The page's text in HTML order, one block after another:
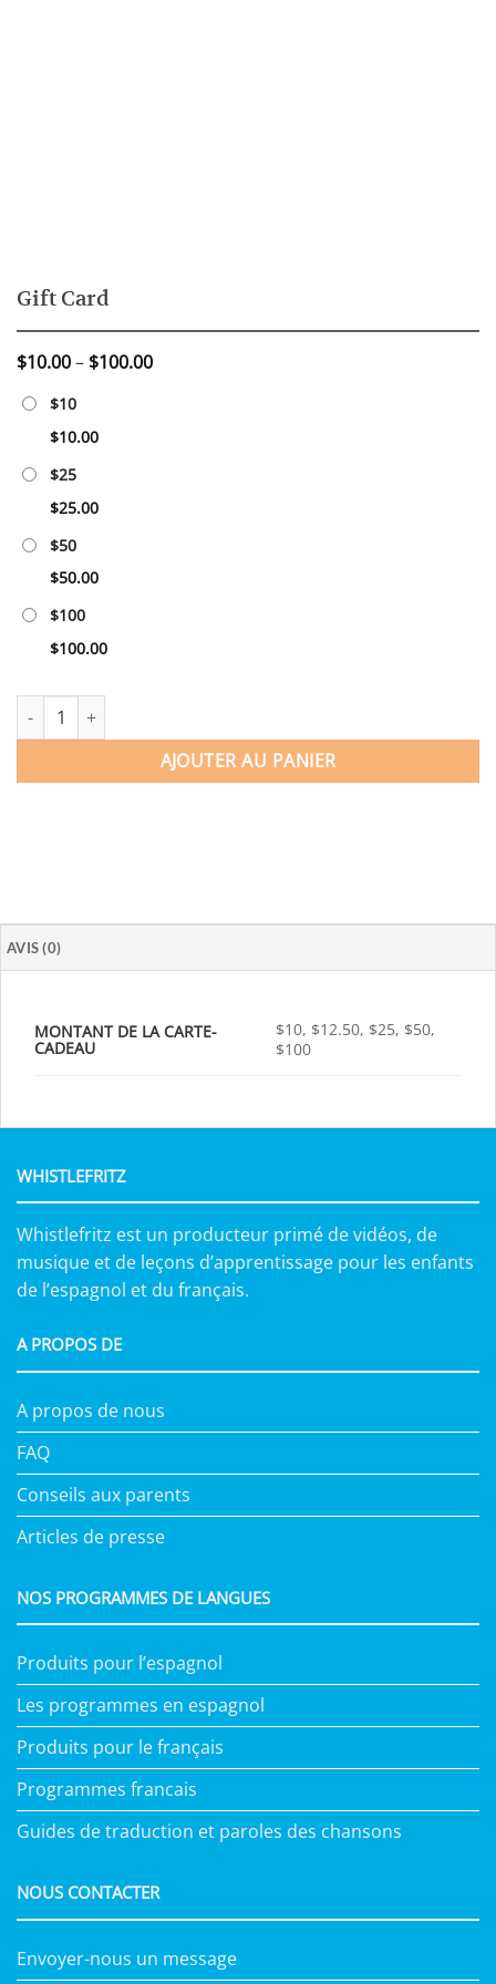
Gift Card
$10.00– $100.00Price
$10
$10.00
$25
$25.00
$50
$50.00
$100
$100.00
quantité de Gift Card
AJOUTER AU PANIER
AVIS (0)
MONTANT DE LA CARTE-
CADEAU
$10, $12.50, $25, $50,
$100
WHISTLEFRITZ
Whistlefritz est un producteur primé de vidéos, de
musique et de leçons d’apprentissage pour les enfants
de l’espagnol et du français.
A PROPOS DE
A propos de nous
FAQ
Conseils aux parents
Articles de presse
NOS PROGRAMMES DE LANGUES
Produits pour l’espagnol
Les programmes en espagnol
Produits pour le français
Programmes francais
Guides de traduction et paroles des chansons
NOUS CONTACTER
Envoyer-nous un message